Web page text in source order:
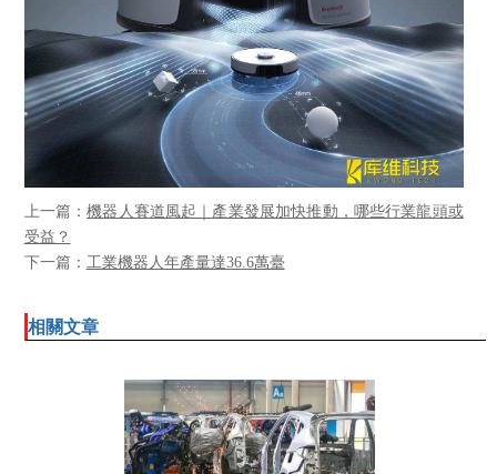
上一篇：機器人賽道風起｜產業發展加快推動，哪些行業龍頭或
受益？
下一篇： 工業機器人年產量達36.6萬臺
相關文章